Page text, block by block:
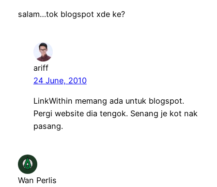
salam…tok blogspot xde ke?
ariff
24 June, 2010
LinkWithin memang ada untuk blogspot.
Pergi website dia tengok. Senang je kot nak
pasang.
Wan Perlis